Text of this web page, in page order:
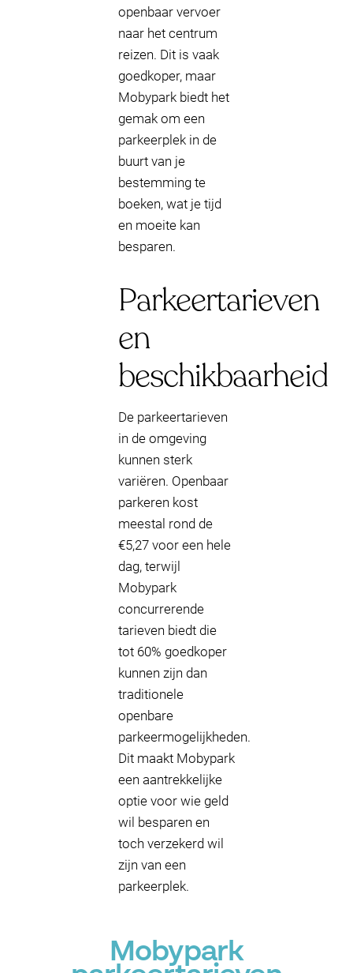
openbaar vervoer
naar het centrum
reizen. Dit is vaak
goedkoper, maar
Mobypark biedt het
gemak om een
parkeerplek in de
buurt van je
bestemming te
boeken, wat je tijd
en moeite kan
besparen.
Parkeertarieven
en
beschikbaarheid
De parkeertarieven
in de omgeving
kunnen sterk
variëren. Openbaar
parkeren kost
meestal rond de
€5,27 voor een hele
dag, terwijl
Mobypark
concurrerende
tarieven biedt die
tot 60% goedkoper
kunnen zijn dan
traditionele
openbare
parkeermogelijkheden.
Dit maakt Mobypark
een aantrekkelijke
optie voor wie geld
wil besparen en
toch verzekerd wil
zijn van een
parkeerplek.
Mobypark